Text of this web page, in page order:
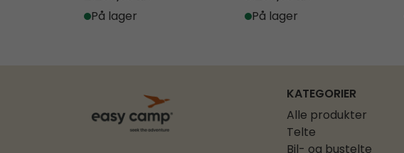
På lager
På lager
KATEGORIER
Alle produkter
Telte